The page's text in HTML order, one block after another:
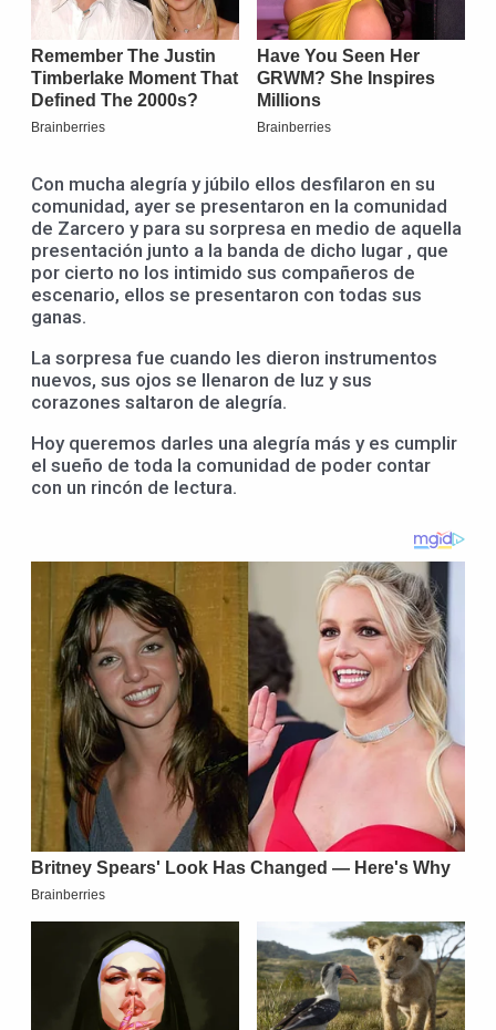
Con mucha alegría y júbilo ellos desfilaron en su
comunidad, ayer se presentaron en la comunidad
de Zarcero y para su sorpresa en medio de aquella
presentación junto a la banda de dicho lugar , que
por cierto no los intimido sus compañeros de
escenario, ellos se presentaron con todas sus
ganas.
La sorpresa fue cuando les dieron instrumentos
nuevos, sus ojos se llenaron de luz y sus
corazones saltaron de alegría.
Hoy queremos darles una alegría más y es cumplir
el sueño de toda la comunidad de poder contar
con un rincón de lectura.